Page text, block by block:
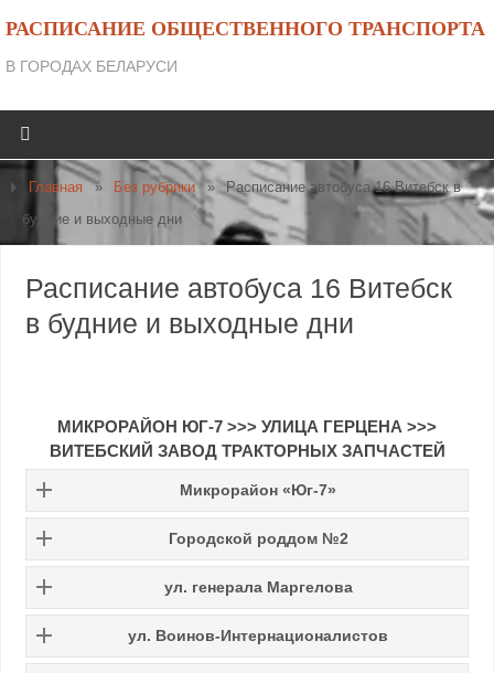
РАСПИСАНИЕ ОБЩЕСТВЕННОГО ТРАНСПОРТА
В ГОРОДАХ БЕЛАРУСИ
Главная » Без рубрики »
Расписание автобуса 16 Витебск в
будние и выходные дни
Расписание автобуса 16 Витебск
в будние и выходные дни
МИКРОРАЙОН ЮГ-7 >>> УЛИЦА ГЕРЦЕНА >>>
ВИТЕБСКИЙ ЗАВОД ТРАКТОРНЫХ ЗАПЧАСТЕЙ
Микрорайон «Юг-7»
Городской роддом №2
ул. генерала Маргелова
ул. Воинов-Интернационалистов